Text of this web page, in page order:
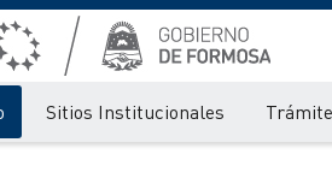
Sitios Institucionales